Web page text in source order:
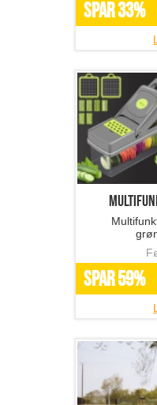
SPAR 33%
SPAR 59%